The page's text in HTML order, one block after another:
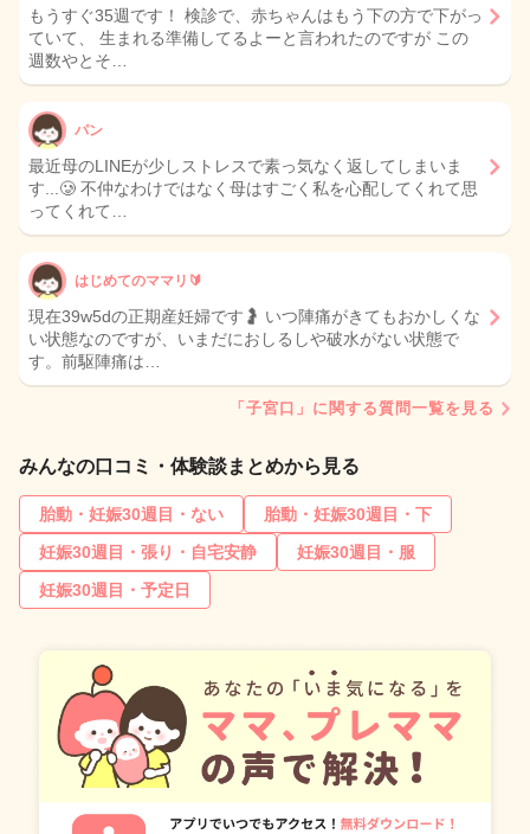
もうすぐ35週です！ 検診で、赤ちゃんはもう下の方で下がっ
ていて、 生まれる準備してるよーと言われたのですが この
週数やとそ…
パン
最近母のLINEが少しストレスで素っ気なく返してしまいま
す...🥲 不仲なわけではなく母はすごく私を心配してくれて思
ってくれて…
はじめてのママリ🔰
現在39w5dの正期産妊婦です🤰 いつ陣痛がきてもおかしくな
い状態なのですが、いまだにおしるしや破水がない状態で
す。前駆陣痛は…
「子宮口」に関する質問一覧を見る
みんなの口コミ・体験談まとめから見る
胎動・妊娠30週目・ない
胎動・妊娠30週目・下
妊娠30週目・張り・自宅安静
妊娠30週目・服
妊娠30週目・予定日